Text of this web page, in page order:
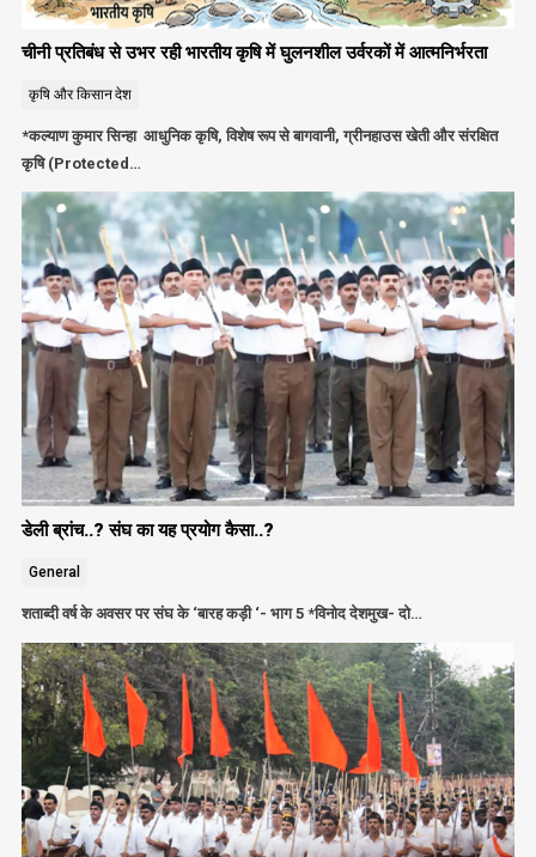
चीनी प्रतिबंध से उभर रही भारतीय कृषि में घुलनशील उर्वरकों में आत्मनिर्भरता
कृषि और किसानदेश
*कल्याण कुमार सिन्हा आधुनिक कृषि, विशेष रूप से बागवानी, ग्रीनहाउस खेती और संरक्षित
कृषि (Protected…
डेली ब्रांच..? संघ का यह प्रयोग कैसा..?
General
शताब्दी वर्ष के अवसर पर संघ के ‘बारह कड़ी ‘- भाग 5 *विनोद देशमुख- दो…